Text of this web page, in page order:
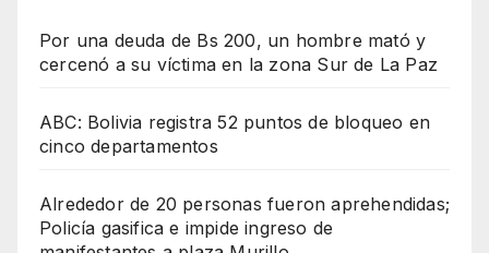
Por una deuda de Bs 200, un hombre mató y
cercenó a su víctima en la zona Sur de La Paz
ABC: Bolivia registra 52 puntos de bloqueo en
cinco departamentos
Alrededor de 20 personas fueron aprehendidas;
Policía gasifica e impide ingreso de